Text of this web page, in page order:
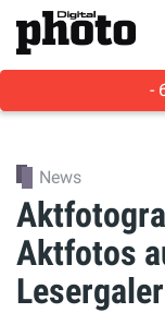
-
News
Aktfotos